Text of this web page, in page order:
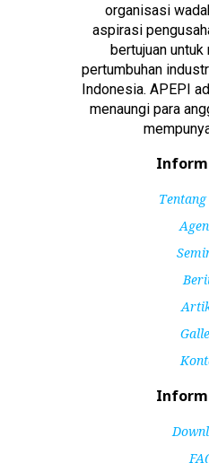
organisasi
aspirasi
bertujuan
pertumbuhan
Indonesia. APEPI
menaungi para